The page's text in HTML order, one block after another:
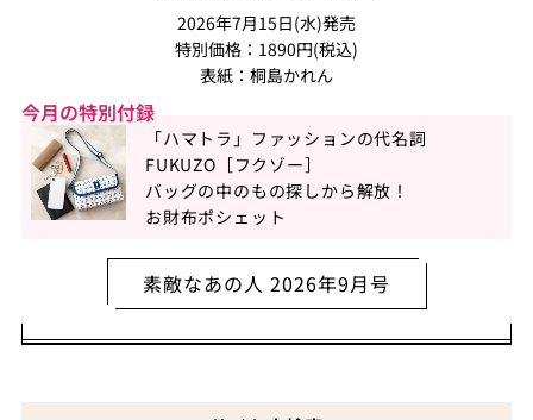
2026年7月15日(水)発売
特別価格：1890円(税込)
表紙：桐島かれん
今月の特別付録
「ハマトラ」ファッションの代名詞
FUKUZO［フクゾー］
バッグの中のもの探しから解放！
お財布ポシェット
素敵なあの人 2026年9月号